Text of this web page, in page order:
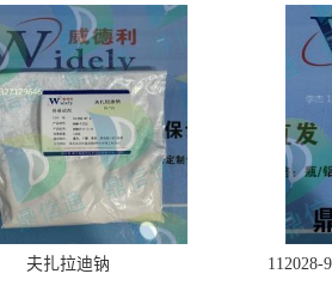
夫扎拉迪钠 112028-